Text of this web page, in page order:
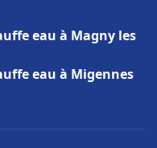
eau à Magny les
eau à Migennes